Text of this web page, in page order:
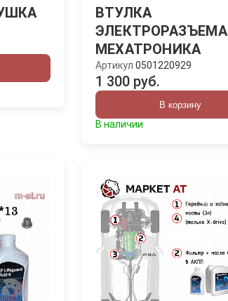
ВТУЛКА
ЭЛЕКТРОРАЗЪЕМА
МЕХАТРОНИКА
Артикул 0501220929
1 300 руб.
В корзину
В наличии